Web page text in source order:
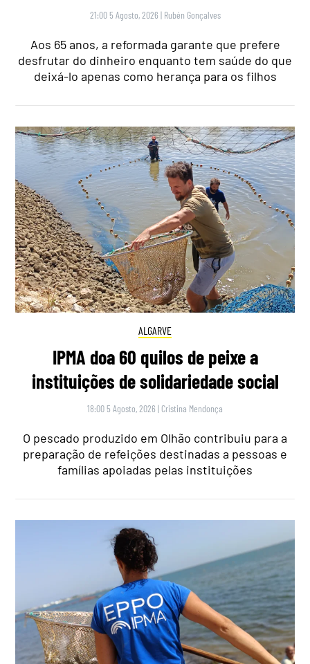
21:00 5 Agosto, 2026 | Rubén Gonçalves
Aos 65 anos, a reformada garante que prefere
desfrutar do dinheiro enquanto tem saúde do que
deixá-lo apenas como herança para os filhos
ALGARVE
IPMA doa 60 quilos de peixe a
instituições de solidariedade social
18:00 5 Agosto, 2026 | Cristina Mendonça
O pescado produzido em Olhão contribuiu para a
preparação de refeições destinadas a pessoas e
famílias apoiadas pelas instituições